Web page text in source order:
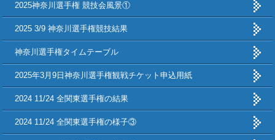
2025神奈川選手権 競技会風景①
2025 3/9 神奈川選手権競技結果
神奈川選手権タイムテーブル
2025年3月9日神奈川選手権観戦チケット申込用紙
2024 11/24 全関東選手権の結果
2024 11/24 全関東選手権の様子③